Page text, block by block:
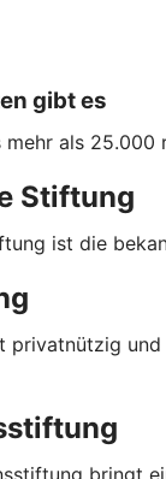
gibt es
als
Stiftung
ist die
privatnützig
bringt